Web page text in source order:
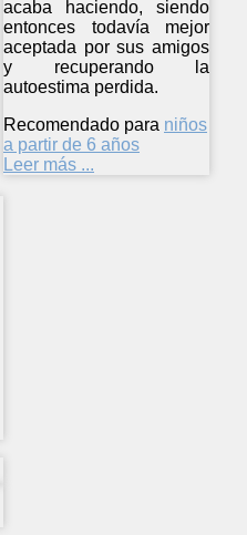
acaba haciendo, siendo
entonces todavía mejor
aceptada por sus amigos
y recuperando la
autoestima perdida.
Recomendado para niños
a partir de 6 años
Leer más ...